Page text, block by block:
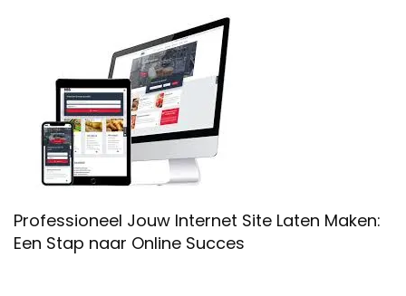
Professioneel Jouw Internet Site Laten Maken:
Een Stap naar Online Succes